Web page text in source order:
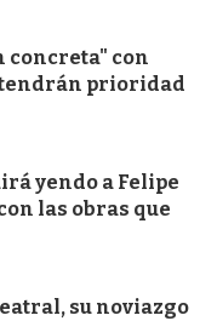
concreta" con
tendrán prioridad
yendo a Felipe
las obras que
su noviazgo